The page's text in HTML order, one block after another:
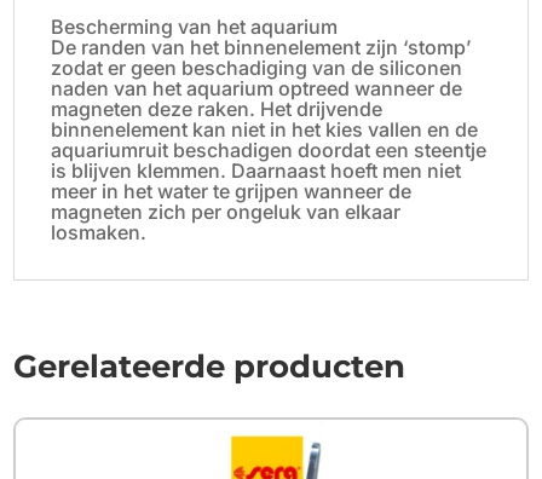
Bescherming van het aquarium
De randen van het binnenelement zijn ‘stomp’
zodat er geen beschadiging van de siliconen
naden van het aquarium optreed wanneer de
magneten deze raken. Het drijvende
binnenelement kan niet in het kies vallen en de
aquariumruit beschadigen doordat een steentje
is blijven klemmen. Daarnaast hoeft men niet
meer in het water te grijpen wanneer de
magneten zich per ongeluk van elkaar
losmaken.
Gerelateerde producten